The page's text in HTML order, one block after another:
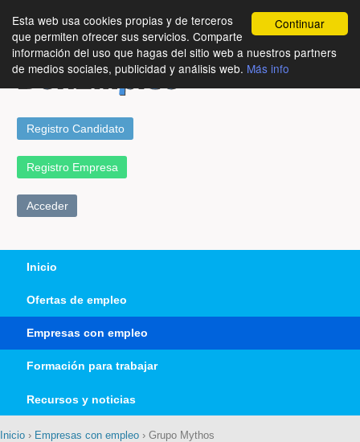
Continuar
Esta web usa cookies propias y de terceros
que permiten ofrecer sus servicios. Comparte
información del uso que hagas del sitio web a nuestros partners
de medios sociales, publicidad y análisis web. Más info
Registro Candidato
Registro Empresa
Acceder
Inicio
Ofertas de empleo
Empresas con empleo
Formación para trabajar
Recursos y noticias
Inicio › Empresas con empleo › Grupo Mythos